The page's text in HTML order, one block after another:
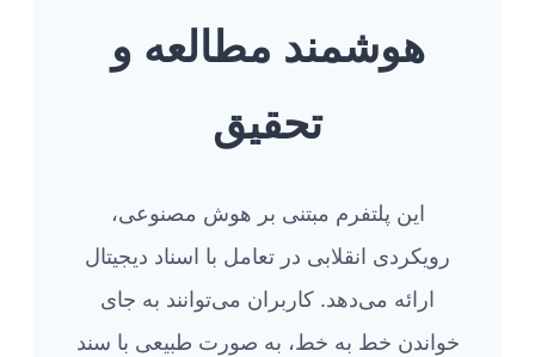
هوشمند مطالعه و
تحقیق
این پلتفرم مبتنی بر هوش مصنوعی،
رویکردی انقلابی در تعامل با اسناد دیجیتال
ارائه می‌دهد. کاربران می‌توانند به جای
خواندن خط به خط، به‌ صورت طبیعی با سند